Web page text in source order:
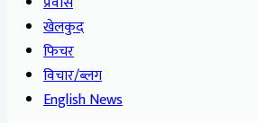
खेलकुद
फिचर
विचार/ब्लग
English News